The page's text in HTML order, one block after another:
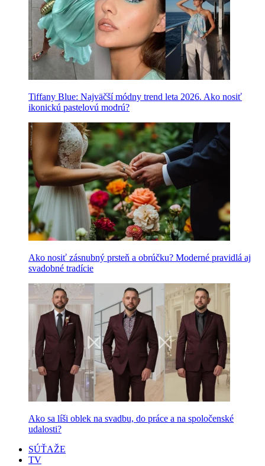
Tiffany Blue: Najväčší módny trend leta 2026. Ako nosiť
ikonickú pastelovú modrú?
Ako nosiť zásnubný prsteň a obrúčku? Moderné pravidlá aj
svadobné tradície
Ako sa líši oblek na svadbu, do práce a na spoločenské
udalosti?
SÚŤAŽE
TV